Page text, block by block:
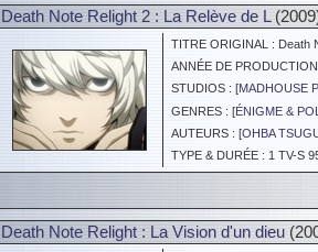
Death Note Relight 2 : La Relève de L
TITRE ORIGINAL : Death
ANNÉE DE
STUDIOS : [MADHOUSE
GENRES : [ÉNIGME &
AUTEURS : [OHBA
TYPE & DURÉE : 1 TV-S
Death Note Relight : La Vision d'un dieu